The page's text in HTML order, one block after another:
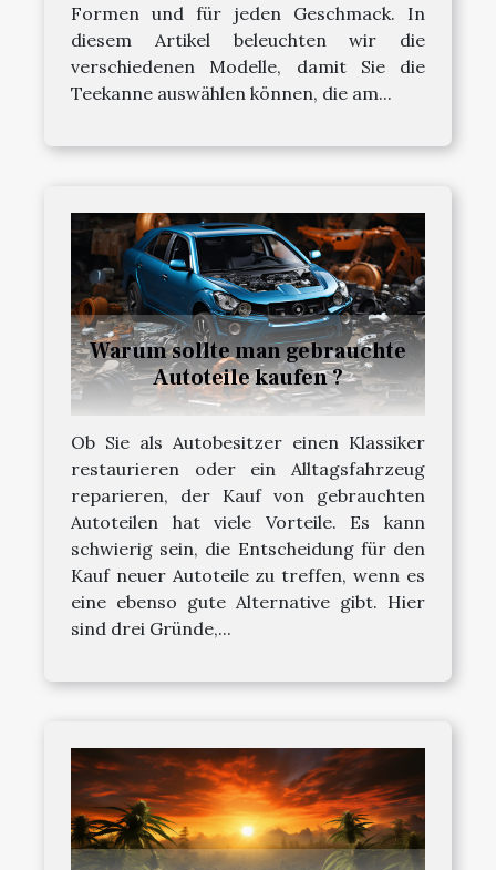
Formen und für jeden Geschmack. In
diesem Artikel beleuchten wir die
verschiedenen Modelle, damit Sie die
Teekanne auswählen können, die am...
Warum sollte man gebrauchte
Autoteile kaufen ?
Ob Sie als Autobesitzer einen Klassiker
restaurieren oder ein Alltagsfahrzeug
reparieren, der Kauf von gebrauchten
Autoteilen hat viele Vorteile. Es kann
schwierig sein, die Entscheidung für den
Kauf neuer Autoteile zu treffen, wenn es
eine ebenso gute Alternative gibt. Hier
sind drei Gründe,...